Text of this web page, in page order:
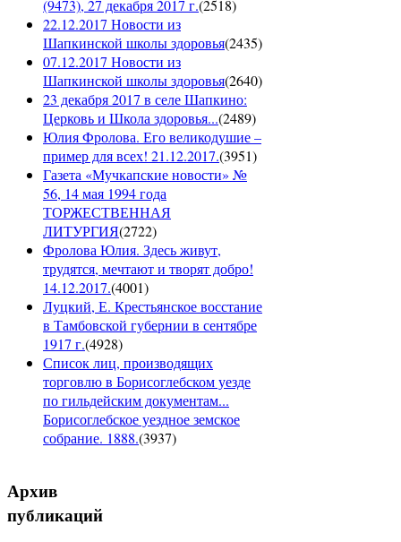
(9473), 27 декабря 2017 г.(2518)
22.12.2017 Новости из
Шапкинской школы здоровья(2435)
07.12.2017 Новости из
Шапкинской школы здоровья(2640)
23 декабря 2017 в селе Шапкино:
Церковь и Школа здоровья...(2489)
Юлия Фролова. Его великодушие –
пример для всех! 21.12.2017.(3951)
Газета «Мучкапские новости» №
56, 14 мая 1994 года
ТОРЖЕСТВЕННАЯ
ЛИТУРГИЯ(2722)
Фролова Юлия. Здесь живут,
трудятся, мечтают и творят добро!
14.12.2017.(4001)
Луцкий, Е. Крестьянское восстание
в Тамбовской губернии в сентябре
1917 г.(4928)
Список лиц, производящих
торговлю в Борисоглебском уезде
по гильдейским документам...
Борисоглебское уездное земское
собрание. 1888.(3937)
Архив
публикаций